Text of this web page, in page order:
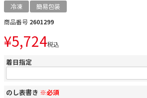
冷凍
簡易包装
商品番号 2601299
¥5,724税込
着日指定
のし表書き ※必須